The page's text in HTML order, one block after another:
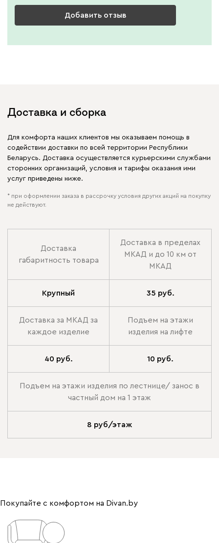
Добавить отзыв
Доставка и сборка
Для комфорта наших клиентов мы оказываем помощь в
содействии доставки по всей территории Республики
Беларусь. Доставка осуществляется курьерскими службами
сторонних организаций, условия и тарифы оказания ими
услуг приведены ниже.
* при оформлении заказа в рассрочку условия других акций на покупку
не действуют.
Доставка
габаритность товара
Доставка в пределах
МКАД и до 10 км от
МКАД
Крупный 35 руб.
Доставка за МКАД за
каждое изделие
Подъем на этажи
изделия на лифте
40 руб. 10 руб.
Подъем на этажи изделия по лестнице/ занос в
частный дом на 1 этаж
8 руб/этаж
Покупайте с комфортом на Divan.by